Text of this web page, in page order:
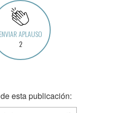
ENVIAR APLAUSO
2
esta publicación: